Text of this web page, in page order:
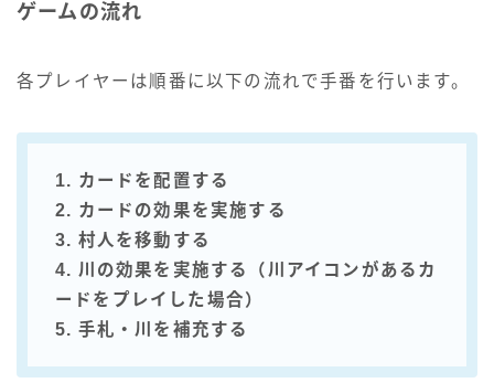
ゲームの流れ
各プレイヤーは順番に以下の流れで手番を行います。
1. カードを配置する
2. カードの効果を実施する
3. 村人を移動する
4. 川の効果を実施する（川アイコンがあるカ
ードをプレイした場合）
5. 手札・川を補充する